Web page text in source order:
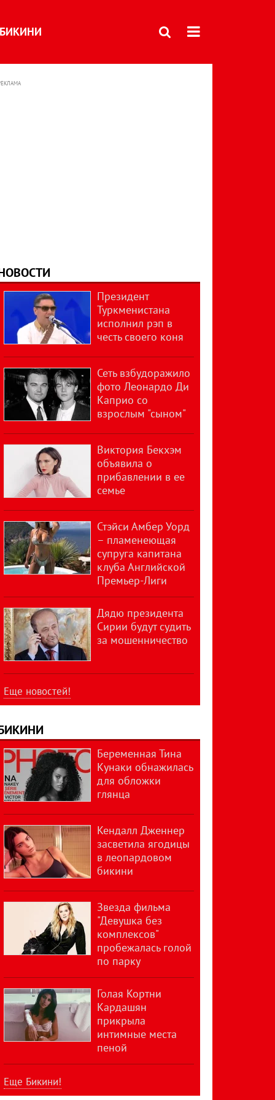
БИКИНИ
Президент
Туркменистана
исполнил рэп в
честь своего коня
Сеть взбудоражило
фото Леонардо Ди
Каприо со
взрослым "сыном"
Виктория Бекхэм
объявила о
прибавлении в ее
семье
Стэйси Амбер Уорд
– пламенеющая
супруга капитана
клуба Английской
Премьер-Лиги
Дядю президента
Сирии будут судить
за мошенничество
Еще новостей!
Беременная Тина
Кунаки обнажилась
для обложки
глянца
Кендалл Дженнер
засветила ягодицы
в леопардовом
бикини
Звезда фильма
"Девушка без
комплексов"
пробежалась голой
по парку
Голая Кортни
Кардашян
прикрыла
интимные места
пеной
Еще Бикини!